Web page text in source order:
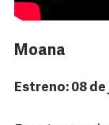
Moana
Estreno: 08